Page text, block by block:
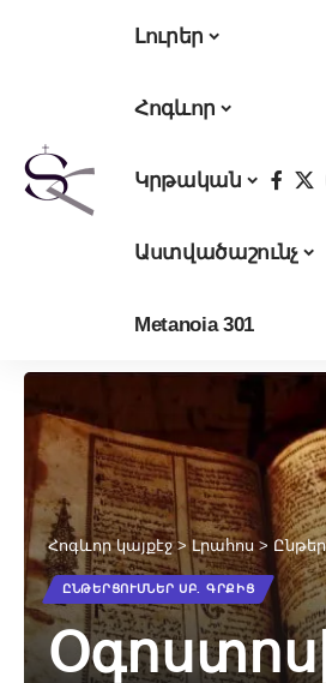
Լուրեր
Հոգևոր
Կրթական
Աստվածաշունչ
Metanoia 301
Հոգևոր կայքէջ>Լրահոս >
ԸՆԹԵՐՑՈՒՄՆԵՐ ՍԲ. ԳՐՔԻՑ